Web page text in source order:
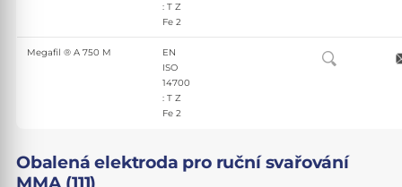
: T Z
Fe 2
Megafil ® A 750 M
EN
ISO
14700
: T Z
Fe 2
Obalená elektroda pro ruční svařování
MMA (111)